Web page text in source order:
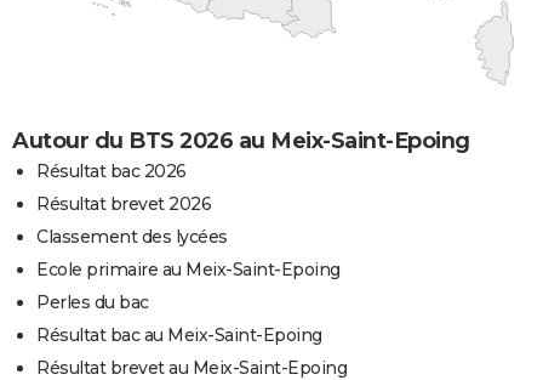
Autour du BTS 2026 au Meix-Saint-Epoing
Résultat bac 2026
Résultat brevet 2026
Classement des lycées
Ecole primaire au Meix-Saint-Epoing
Perles du bac
Résultat bac au Meix-Saint-Epoing
Résultat brevet au Meix-Saint-Epoing